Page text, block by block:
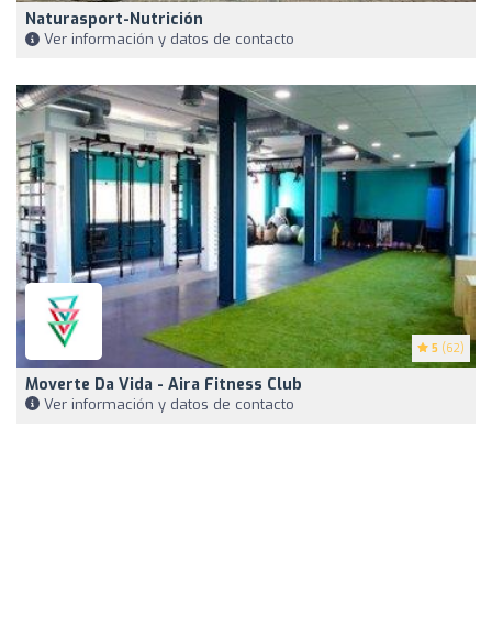
Naturasport-Nutrición
Ver información y datos de contacto
5 (62)
Moverte Da Vida - Aira Fitness Club
Ver información y datos de contacto